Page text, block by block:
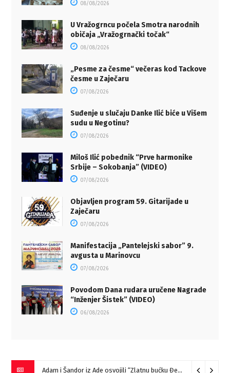
08/08/2026
U Vražogrncu počela Smotra narodnih
običaja „Vražogrnački točak“
08/08/2026
„Pesme za česme“ večeras kod Tackove
česme u Zaječaru
07/08/2026
Suđenje u slučaju Danke Ilić biće u Višem
sudu u Negotinu?
07/08/2026
Miloš Ilić pobednik “Prve harmonike
Srbije – Sokobanja” (VIDEO)
07/08/2026
Objavljen program 59. Gitarijade u
Zaječaru
07/08/2026
Manifestacija „Pantelejski sabor” 9.
avgusta u Marinovcu
07/08/2026
Povodom Dana rudara uručene Nagrade
“Inženjer Šistek” (VIDEO)
06/08/2026
Adam i Šandor iz Ade osvojili “Zlatnu bućku Đerdapa” 09/08/